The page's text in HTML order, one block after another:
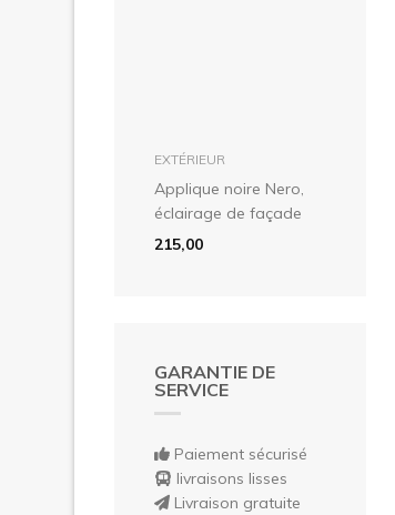
dans le panier
EXTÉRIEUR
Applique noire Nero,
éclairage de façade
215,00
GARANTIE DE
SERVICE
Paiement sécurisé
livraisons lisses
Livraison gratuite